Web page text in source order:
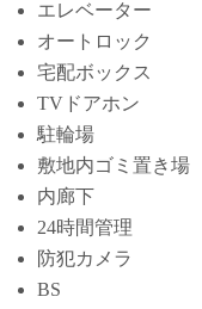
エレベーター
オートロック
宅配ボックス
TVドアホン
駐輪場
敷地内ゴミ置き場
内廊下
24時間管理
防犯カメラ
BS